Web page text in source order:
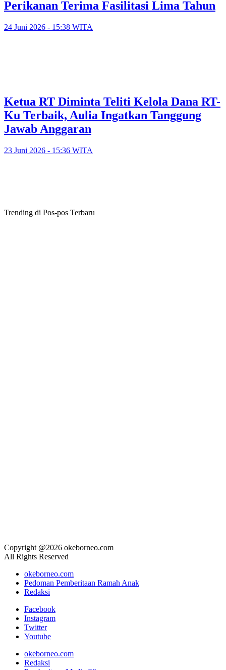
Perikanan Terima Fasilitasi Lima Tahun
24 Juni 2026 - 15:38 WITA
Ketua RT Diminta Teliti Kelola Dana RT-
Ku Terbaik, Aulia Ingatkan Tanggung
Jawab Anggaran
23 Juni 2026 - 15:36 WITA
Trending di Pos-pos Terbaru
Copyright @2026 okeborneo.com
All Rights Reserved
okeborneo.com
Pedoman Pemberitaan Ramah Anak
Redaksi
Facebook
Instagram
Twitter
Youtube
okeborneo.com
Redaksi